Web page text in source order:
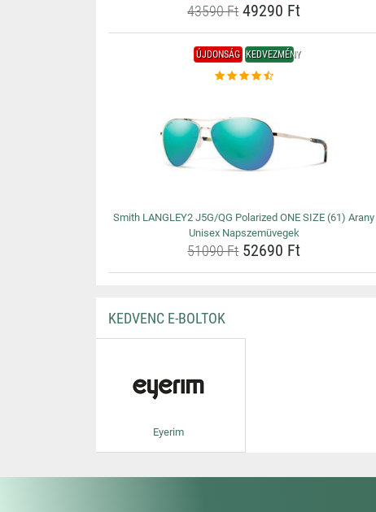
43590 Ft49290 Ft
ÚJDONSÁG KEDVEZMÉNY
Smith LANGLEY2 J5G/QG Polarized ONE SIZE (61) Arany
Unisex Napszemüvegek
51090 Ft52690 Ft
KEDVENC E-BOLTOK
Eyerim